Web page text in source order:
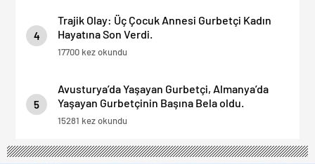
4
Trajik Olay: Üç Çocuk Annesi Gurbetçi Kadın
Hayatına Son Verdi.
17700 kez okundu
5
Avusturya’da Yaşayan Gurbetçi, Almanya’da
Yaşayan Gurbetçinin Başına Bela oldu.
15281 kez okundu